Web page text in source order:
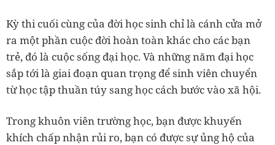
Kỳ thi cuối cùng của đời học sinh chỉ là cánh cửa mở
ra một phần cuộc đời hoàn toàn khác cho các bạn
trẻ, đó là cuộc sống đại học. Và những năm đại học
sắp tới là giai đoạn quan trọng để sinh viên chuyển
từ học tập thuần túy sang học cách bước vào xã hội.
Trong khuôn viên trường học, bạn được khuyến
khích chấp nhận rủi ro, bạn có được sự ủng hộ của